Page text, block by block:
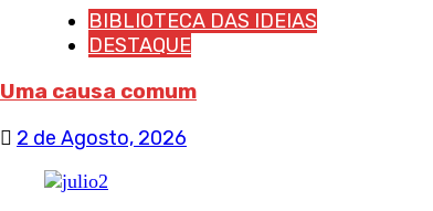
BIBLIOTECA DAS IDEIAS
DESTAQUE
Uma causa comum
2 de Agosto, 2026